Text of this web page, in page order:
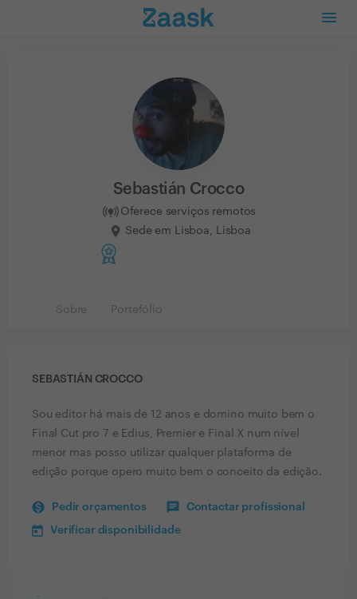
Sebastián Crocco
Oferece serviços remotos
Sede em Lisboa, Lisboa
Sobre Portefólio
SEBASTIÁN CROCCO
Sou editor há mais de 12 anos e domino muito bem o
Final Cut pro 7 e Edius, Premier e Final X num nível
menor mas posso utilizar qualquer plataforma de
edição porque opero muito bem o conceito da edição.
Pedir orçamentos Contactar profissional
Verificar disponibilidade